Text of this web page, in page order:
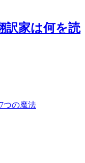
家は何を読
つの魔法